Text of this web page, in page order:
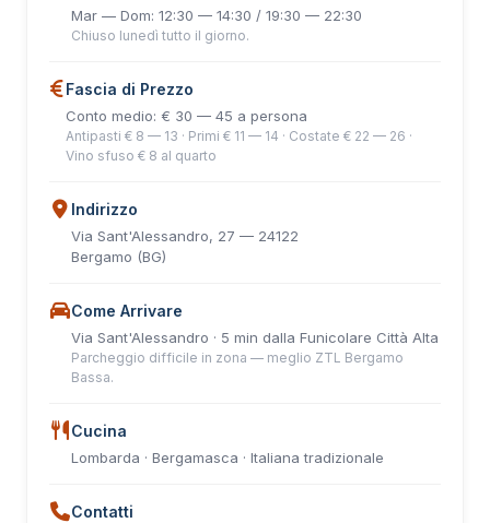
Mar — Dom: 12:30 — 14:30 / 19:30 — 22:30
Chiuso lunedì tutto il giorno.
Fascia di Prezzo
Conto medio: € 30 — 45 a persona
Antipasti € 8 — 13 · Primi € 11 — 14 · Costate € 22 — 26 ·
Vino sfuso € 8 al quarto
Indirizzo
Via Sant'Alessandro, 27 — 24122
Bergamo (BG)
Come Arrivare
Via Sant'Alessandro · 5 min dalla Funicolare Città Alta
Parcheggio difficile in zona — meglio ZTL Bergamo
Bassa.
Cucina
Lombarda · Bergamasca · Italiana tradizionale
Contatti